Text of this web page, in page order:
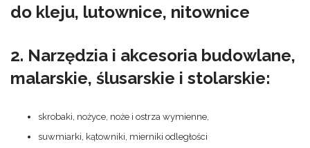
do kleju, lutownice, nitownice
2. Narzędzia i akcesoria budowlane,
malarskie, ślusarskie i stolarskie:
skrobaki, nożyce, noże i ostrza wymienne,
suwmiarki, kątowniki, mierniki odległości